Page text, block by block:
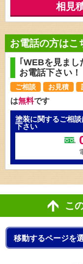
相見
お電話の方はこ
｢WEBを見まし
お電話下さい！
ご相談 お見積
は無料です
塗装に関するご相
下さい
こ